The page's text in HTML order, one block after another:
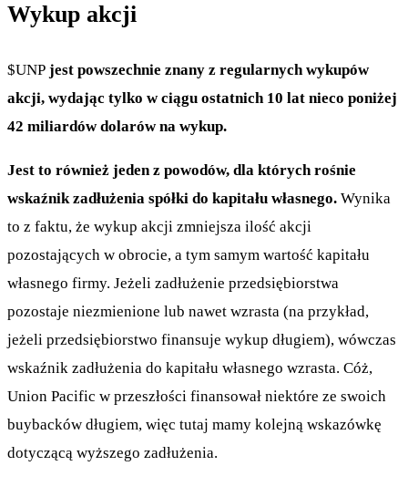
Wykup akcji
$UNP jest powszechnie znany z regularnych wykupów
akcji, wydając tylko w ciągu ostatnich 10 lat nieco poniżej
42 miliardów dolarów na wykup.
Jest to również jeden z powodów, dla których rośnie
wskaźnik zadłużenia spółki do kapitału własnego. Wynika
to z faktu, że wykup akcji zmniejsza ilość akcji
pozostających w obrocie, a tym samym wartość kapitału
własnego firmy. Jeżeli zadłużenie przedsiębiorstwa
pozostaje niezmienione lub nawet wzrasta (na przykład,
jeżeli przedsiębiorstwo finansuje wykup długiem), wówczas
wskaźnik zadłużenia do kapitału własnego wzrasta. Cóż,
Union Pacific w przeszłości finansował niektóre ze swoich
buybacków długiem, więc tutaj mamy kolejną wskazówkę
dotyczącą wyższego zadłużenia.